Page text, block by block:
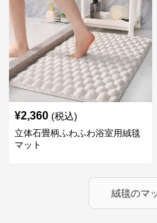
¥2,360 (税込)
立体石畳柄ふわふわ浴室用絨毯
マット
絨毯のマ